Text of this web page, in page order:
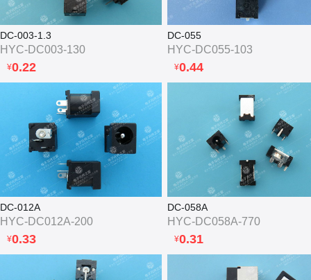
DC-003-1.3
HYC-DC003-130
¥0.22
DC-055
HYC-DC055-103
¥0.44
DC-012A
HYC-DC012A-200
¥0.33
DC-058A
HYC-DC058A-770
¥0.31